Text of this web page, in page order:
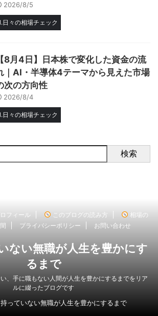
2026/8/5
日々の相場チェック
【8月4日】日本株で変化した資金の流
｜AI・半導体4テーマから見えた市場
次の方向性
2026/8/4
日々の相場チェック
検索
フィール このブログの読み方
相場の
プライバシーポリシー お問い合わせ
ない無職が人生を豊かにす
るまで
、手に職もない人間が人生を豊かにするまでをリア
ルに綴ったブログです
っていない無職が人生を豊かにするまで